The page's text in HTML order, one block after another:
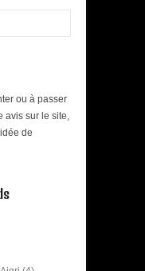
ou à passer
avis sur le site,
de